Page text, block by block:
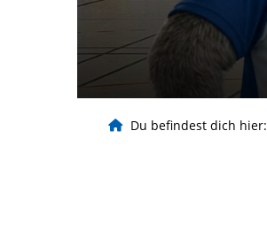
Du befindest dich hier: